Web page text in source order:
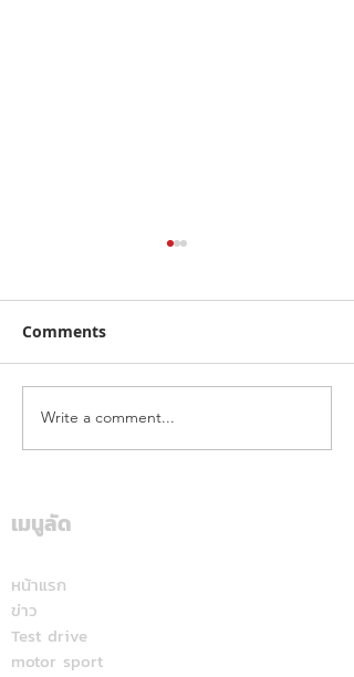
ฮุนไดขนทัพครบไลน์อัพลง
สนาม ส่งแคมเปญ
Deal On” ร่วมเชียร์ไทย
Cup™ 2026 พร้อมดีลแรง
จองและรับรถภายในวันที่
Comments
Write a comment...
เมนูลัด
หน้าแรก
ข่าว
Test drive
motor sport